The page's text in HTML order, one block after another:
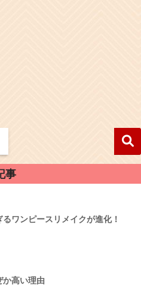
事
ワンピースリメイクが進化！
か高い理由